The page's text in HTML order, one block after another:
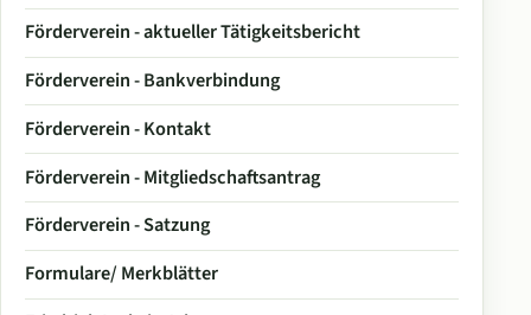
Förderverein - aktueller Tätigkeitsbericht
Förderverein - Bankverbindung
Förderverein - Kontakt
Förderverein - Mitgliedschaftsantrag
Förderverein - Satzung
Formulare/ Merkblätter